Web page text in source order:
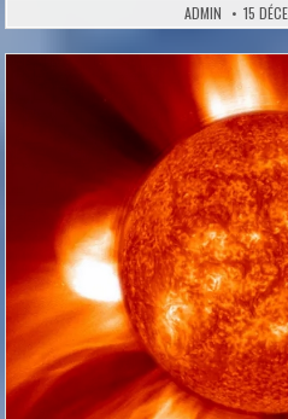
ADMIN 15
Posted
in